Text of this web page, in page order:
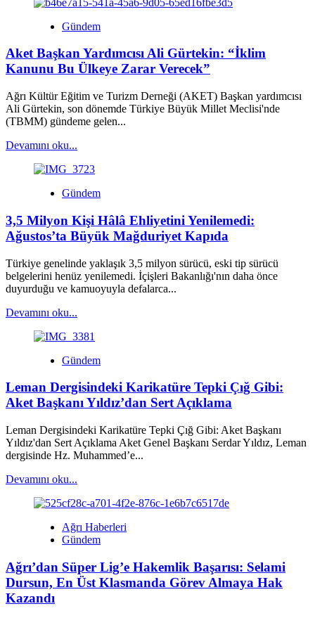
about
5
Zam
Geldi:
Grubu
zammı
açıkladı
Gündem
Aket Başkan Yardımcısı Ali Gürtekin: “İklim
Kanunu Bu Ülkeye Zarar Verecek”
Ağrı Kültür Eğitim ve Turizm Derneği (AKET) Başkan yardımcısı
Ali Gürtekin, son dönemde Türkiye Büyük Millet Meclisi'nde
(TBMM) gündeme gelen...
Devamını oku...
about
Başkan
Ali
Gürtekin:
“İklim
Kanunu
Bu
Ülkeye
Zarar
Gündem
3,5 Milyon Kişi Hâlâ Ehliyetini Yenilemedi:
Ağustos’ta Büyük Mağduriyet Kapıda
Türkiye genelinde yaklaşık 3,5 milyon sürücü, eski tip sürücü
belgelerini henüz yenilemedi. İçişleri Bakanlığı'nın daha önce
duyurduğu ve kamuoyuyla defalarca...
Devamını oku...
about
Milyon
Hâlâ
Ehliyetini
Ağustos’ta
Büyük
Mağduriyet
Gündem
Leman Dergisindeki Karikatüre Tepki Çığ Gibi:
Aket Başkanı Yıldız’dan Sert Açıklama
Leman Dergisindeki Karikatüre Tepki Çığ Gibi: Aket Başkanı
Yıldız'dan Sert Açıklama Aket Genel Başkanı Serdar Yıldız, Leman
dergisinde Hz. Muhammed’e...
Devamını oku...
about
Dergisindeki
Karikatüre
Çığ
Gibi:
Aket
Ağrı Haberleri
Gündem
Ağrı’dan Süper Lig’e Hakemlik Başarısı: Selami
Dursun, En Üst Klasmanda Görev Almaya Hak
Kazandı